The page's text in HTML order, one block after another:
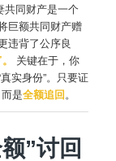
共同财产是一个
巨额共同财产赠
违背了公序良
关键在于，你
实身份”。只要证
是全额追回。
”讨回